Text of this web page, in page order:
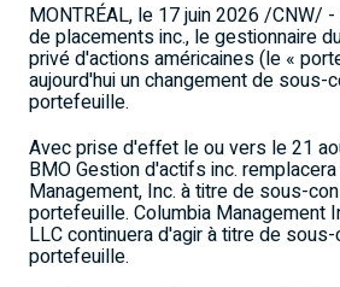
MONTRÉAL, le 17 juin 2026/CNW/ -
de placements inc., le gestionnaire
privé d'actions américaines (le «
aujourd'hui un changement de sous-
portefeuille.
Avec prise d'effet le ou vers le 21
BMO Gestion d'actifs inc.
Management, Inc. à titre de sous-
portefeuille. Columbia Management
LLC continuera d'agir à titre de
portefeuille.